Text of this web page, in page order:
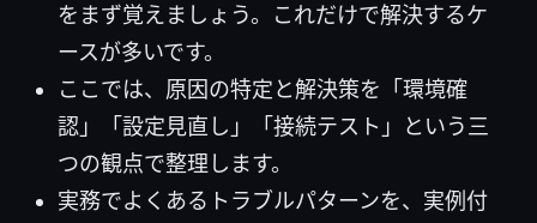
をまず覚えましょう。これだけで解決するケ
ースが多いです。
ここでは、原因の特定と解決策を「環境確
認」「設定見直し」「接続テスト」という三
つの観点で整理します。
実務でよくあるトラブルパターンを、実例付